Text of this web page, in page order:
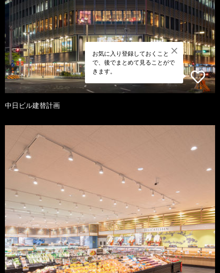
お気に入り登録しておくこと
で、後でまとめて見ることがで
きます。
中日ビル建替計画